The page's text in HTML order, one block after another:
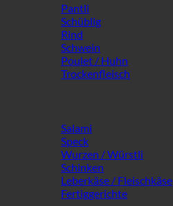
Pantli
Schüblig
Rind
Schwein
Poulet / Huhn
Trockenfleisch
Salami
Speck
Wurzen / Würstli
Schinken
Leberkäse / Fleischkäse
Fertiggerichte